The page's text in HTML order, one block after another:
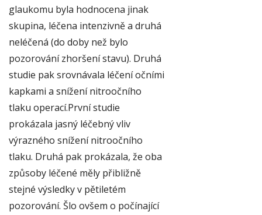
glaukomu byla hodnocena jinak
skupina, léčena intenzivně a druhá
neléčená (do doby než bylo
pozorování zhoršení stavu). Druhá
studie pak srovnávala léčení očními
kapkami a snížení nitroočního
tlaku operací.První studie
prokázala jasný léčebný vliv
výrazného snížení nitroočního
tlaku. Druhá pak prokázala, že oba
způsoby léčené měly přibližně
stejné výsledky v pětiletém
pozorování. Šlo ovšem o počínající